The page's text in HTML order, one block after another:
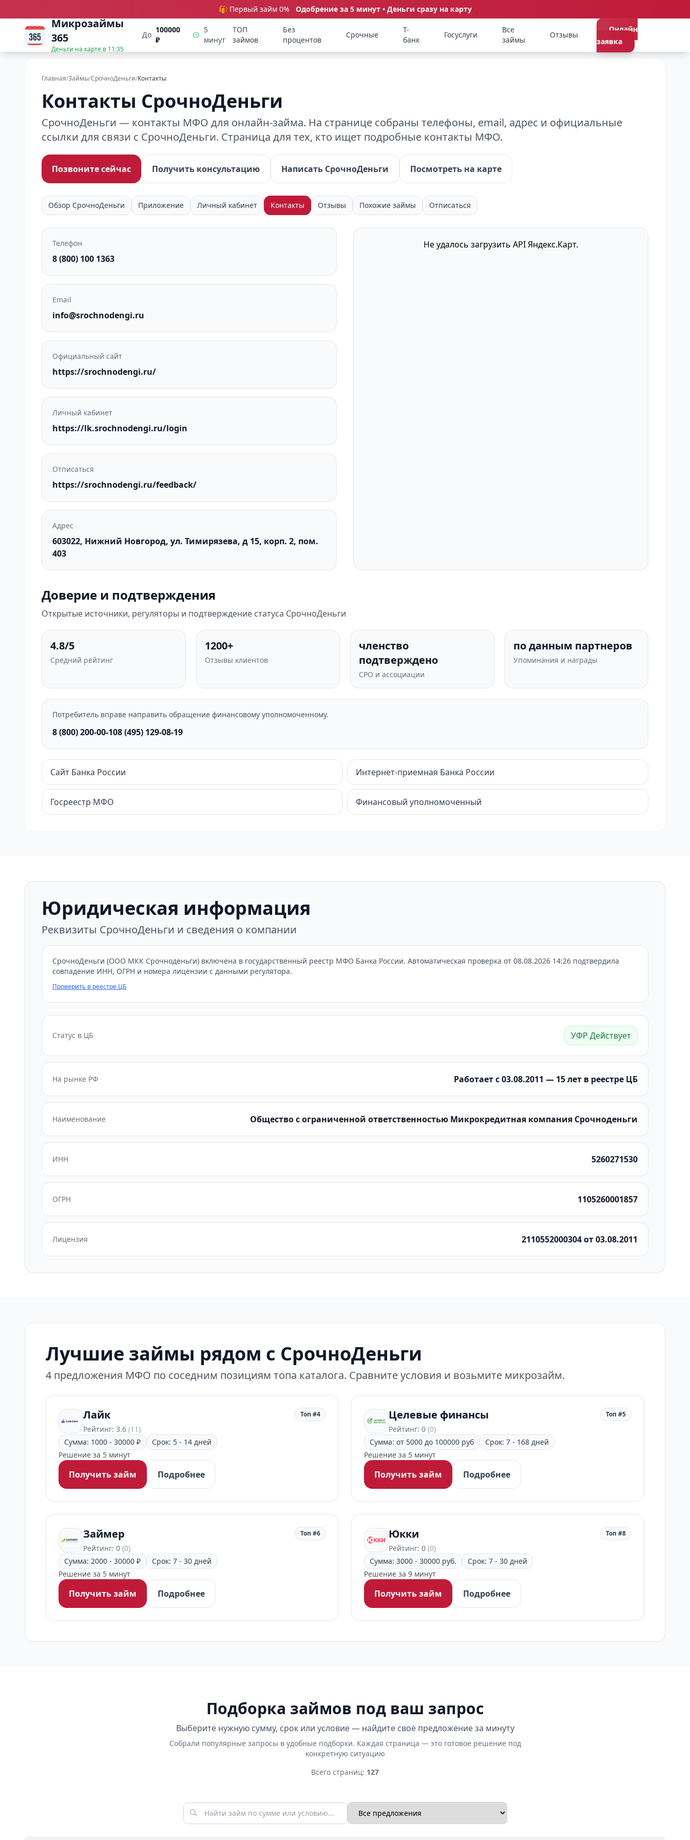
🎁 Первый займ 0% Одобрение за 5 минут • Деньги сразу на карту
Микрозаймы
365
Деньги на карте в 11:35
До
100000
₽
5
минут
ТОП
займов
Без
процентов
Срочные
Т-
банк
Госуслуги
Все
займы
Отзывы
Онлайн
заявка
Главная/Займы/СрочноДеньги/Контакты
Контакты СрочноДеньги
СрочноДеньги — контакты МФО для онлайн-займа. На странице собраны телефоны, email, адрес и официальные
ссылки для связи с СрочноДеньги. Страница для тех, кто ищет подробные контакты МФО.
Позвоните сейчас Получить консультацию Написать СрочноДеньги Посмотреть на карте
Обзор СрочноДеньги Приложение Личный кабинет Контакты Отзывы Похожие займы Отписаться
Телефон
8 (800) 100 1363
Email
info@srochnodengi.ru
Официальный сайт
https://srochnodengi.ru/
Личный кабинет
https://lk.srochnodengi.ru/login
Отписаться
https://srochnodengi.ru/feedback/
Адрес
603022, Нижний Новгород, ул. Тимирязева, д 15, корп. 2, пом.
403
Не удалось загрузить API Яндекс.Карт.
Доверие и подтверждения
Открытые источники, регуляторы и подтверждение статуса СрочноДеньги
4.8/5
Средний рейтинг
1200+
Отзывы клиентов
членство
подтверждено
СРО и ассоциации
по данным партнеров
Упоминания и награды
Потребитель вправе направить обращение финансовому уполномоченному.
8 (800) 200-00-108 (495) 129-08-19
Сайт Банка России Интернет-приемная Банка России
Госреестр МФО Финансовый уполномоченный
Юридическая информация
Реквизиты СрочноДеньги и сведения о компании
СрочноДеньги (ООО МКК Срочноденьги) включена в государственный реестр МФО Банка России. Автоматическая проверка от 08.08.2026 14:26 подтвердила
совпадение ИНН, ОГРН и номера лицензии с данными регулятора.
Проверить в реестре ЦБ
Статус в ЦБ УФР Действует
На рынке РФ Работает с 03.08.2011 — 15 лет в реестре ЦБ
Наименование Общество с ограниченной ответственностью Микрокредитная компания Срочноденьги
ИНН 5260271530
ОГРН 1105260001857
Лицензия 2110552000304 от 03.08.2011
Лучшие займы рядом с СрочноДеньги
4 предложения МФО по соседним позициям топа каталога. Сравните условия и возьмите микрозайм.
Лайк
Рейтинг: 3.6 (11)
Топ #4
Сумма: 1000 - 30000 ₽
Срок: 5 - 14 дней
Решение за 5 минут
Получить займ Подробнее
Целевые финансы
Рейтинг: 0 (0)
Топ #5
Сумма: от 5000 до 100000 руб
Срок: 7 - 168 дней
Решение за 5 минут
Получить займ Подробнее
Займер
Рейтинг: 0 (0)
Топ #6
Сумма: 2000 - 30000 ₽
Срок: 7 - 30 дней
Решение за 5 минут
Получить займ Подробнее
Юкки
Рейтинг: 0 (0)
Топ #8
Сумма: 3000 - 30000 руб.
Срок: 7 - 30 дней
Решение за 9 минут
Получить займ Подробнее
Подборка займов под ваш запрос
Выберите нужную сумму, срок или условие — найдите своё предложение за минуту
Собрали популярные запросы в удобные подборки. Каждая страница — это готовое решение под
конкретную ситуацию
Всего страниц: 127